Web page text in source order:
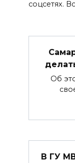
соцсетях.
Об
В ГУ